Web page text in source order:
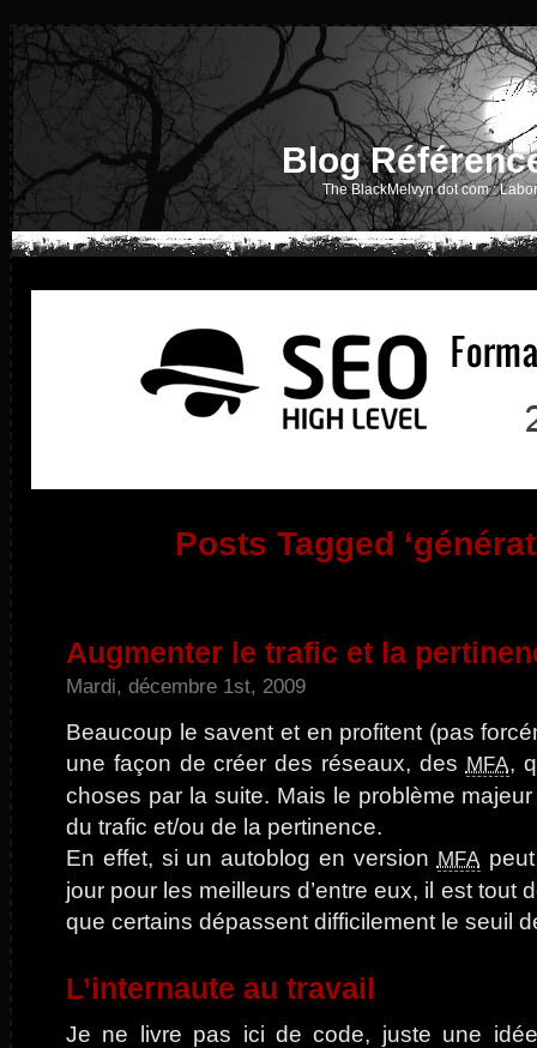
Blog
The BlackMelvyn dot com :
Posts Tagged
Augmenter le trafic et la
Mardi, décembre 1st, 2009
Beaucoup le savent et en profitent (pas
une façon de créer des réseaux, des MFA,
choses par la suite. Mais le problème
du trafic et/ou de la pertinence.
En effet, si un autoblog en version MFA
jour pour les meilleurs d’entre eux, il est tout
que certains dépassent difficilement le seuil
L’internaute au travail
Je ne livre pas ici de code, juste une